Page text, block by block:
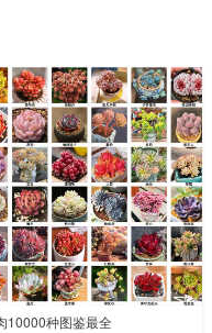
10000种图鉴最全